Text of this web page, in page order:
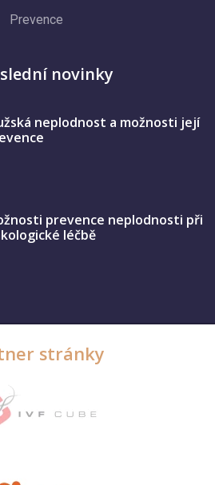
Prevence
novinky
neplodnost a možnosti její
prevence neplodnosti při
léčbě
stránky